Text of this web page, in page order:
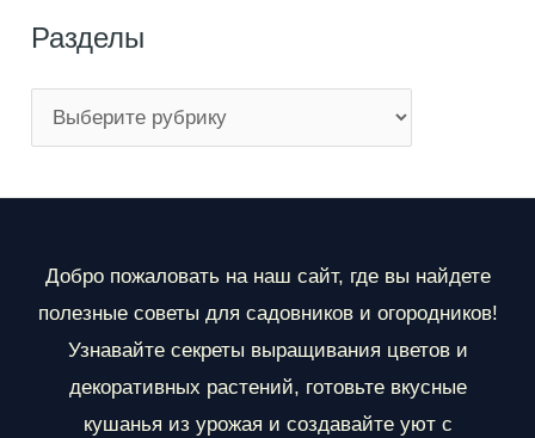
Разделы
а
л
Добро пожаловать на наш сайт, где вы найдете
полезные советы для садовников и огородников!
Узнавайте секреты выращивания цветов и
декоративных растений, готовьте вкусные
кушанья из урожая и создавайте уют с